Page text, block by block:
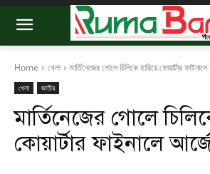
Home খেলা মার্তিনেজের গোলে চিলিকে হারিয়ে কোয়ার্টার ফাইনালে
খেলা জাতীয়
মার্তিনেজের গোলে
কোয়ার্টার ফাইনালে